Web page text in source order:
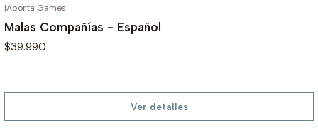
|Aporta Games
Malas Compañías - Español
$39.990
Ver detalles